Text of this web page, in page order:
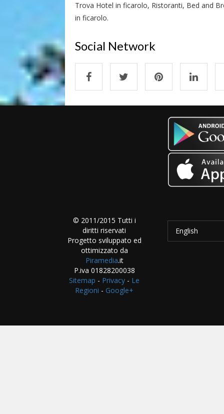
Trova Hotel in ficarolo, Ristoranti, Bed and
in ficarolo.
Social Network
© 2011/2015 Tutti i
diritti riservati
Progetto sviluppato ed
ottimizzato da
Piramedia.it
P.iva 01828200038
Sitemap - Privacy - Le
Regioni - Google+
English